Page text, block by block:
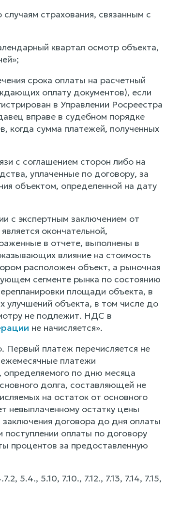
страхования, связанным с
квартал осмотр объекта,
срока оплаты на расчетный
оплату документов), если
в Управлении Росреестра
вправе в судебном порядке
когда сумма платежей, полученных
с соглашением сторон либо на
уплаченные по договору, за
объектом, определенной на дату
с экспертным заключением от
окончательной,
в отчете, выполнены в
влияние на стоимость
расположен объект, а рыночная
сегменте рынка по состоянию
площади объекта, в
улучшений объекта, в том числе до
не подлежит. НДС в
не начисляется».
Первый платеж перечисляется не
платежи
по дню месяца
долга, составляющей не
на остаток от основного
невыплаченному остатку цены
договора до дня оплаты
поступлении оплаты по договору
процентов за предоставленную
5.4., 5.10, 7.10., 7.12., 7.13, 7.14, 7.15,